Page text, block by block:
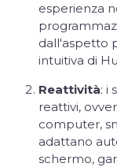
esperienza
dall'aspetto
intuitiva di
Reattività: i
reattivi,
computer,
adattano
schermo,